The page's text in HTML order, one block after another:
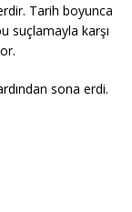
Tarih boyunca
suçlamayla karşı
sona erdi.